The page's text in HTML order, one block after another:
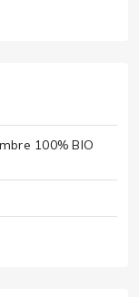
100% BIO